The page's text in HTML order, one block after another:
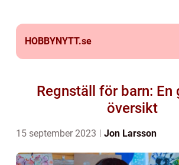
HOBBYNYTT.se
Regnställ för barn: En
översikt
15 september 2023 Jon Larsson